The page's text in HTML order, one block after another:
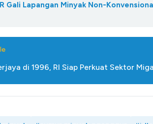
Gali Lapangan Minyak Non-
di 1996, RI Siap Perkuat Sektor